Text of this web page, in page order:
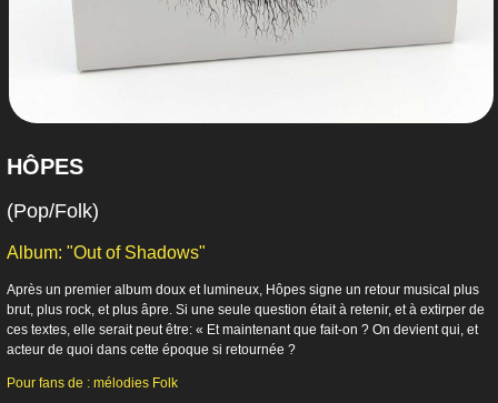
HÔPES
(Pop/Folk)
Album: "Out of Shadows"
Après un premier album doux et lumineux, Hôpes signe un retour musical plus
brut, plus rock, et plus âpre. Si une seule question était à retenir, et à extirper de
ces textes, elle serait peut être: « Et maintenant que fait-on ? On devient qui, et
acteur de quoi dans cette époque si retournée ?
Pour fans de : mélodies Folk